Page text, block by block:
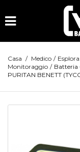
Casa / Medico /
Monitoraggio / Batteria
PURITAN BENETT